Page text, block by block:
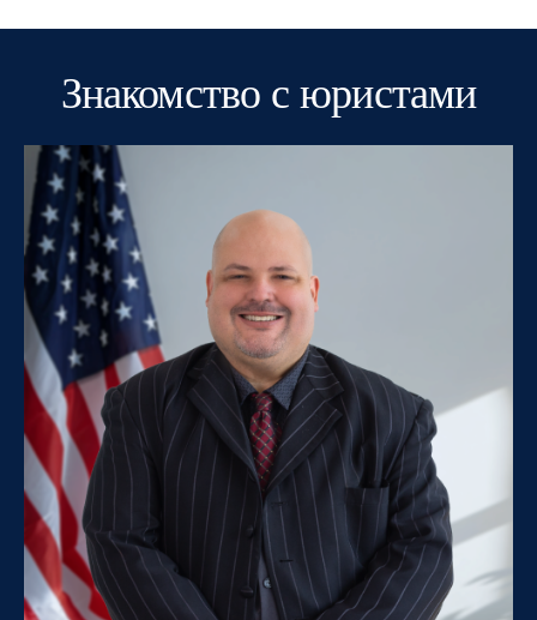
Знакомство с юристами